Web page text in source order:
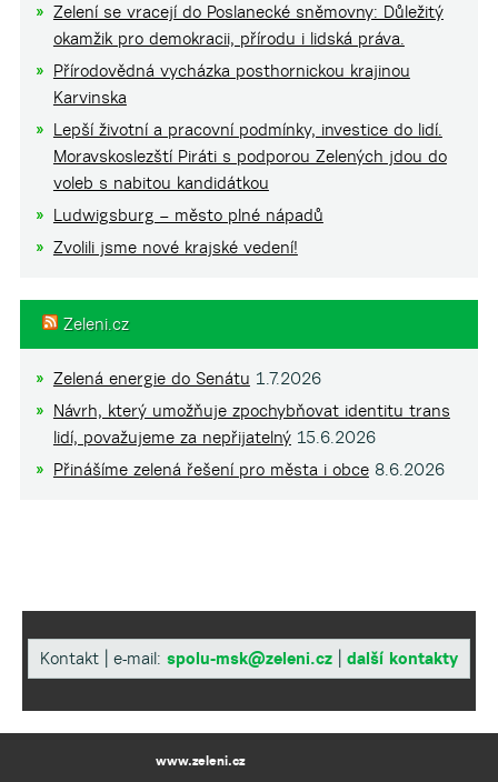
Zelení se vracejí do Poslanecké sněmovny: Důležitý
okamžik pro demokracii, přírodu i lidská práva.
Přírodovědná vycházka posthornickou krajinou
Karvinska
Lepší životní a pracovní podmínky, investice do lidí.
Moravskoslezští Piráti s podporou Zelených jdou do
voleb s nabitou kandidátkou
Ludwigsburg – město plné nápadů
Zvolili jsme nové krajské vedení!
Zeleni.cz
Zelená energie do Senátu 1.7.2026
Návrh, který umožňuje zpochybňovat identitu trans
lidí, považujeme za nepřijatelný 15.6.2026
Přinášíme zelená řešení pro města i obce 8.6.2026
Kontakt | e-mail: spolu-msk@zeleni.cz další kontakty
www.zeleni.cz